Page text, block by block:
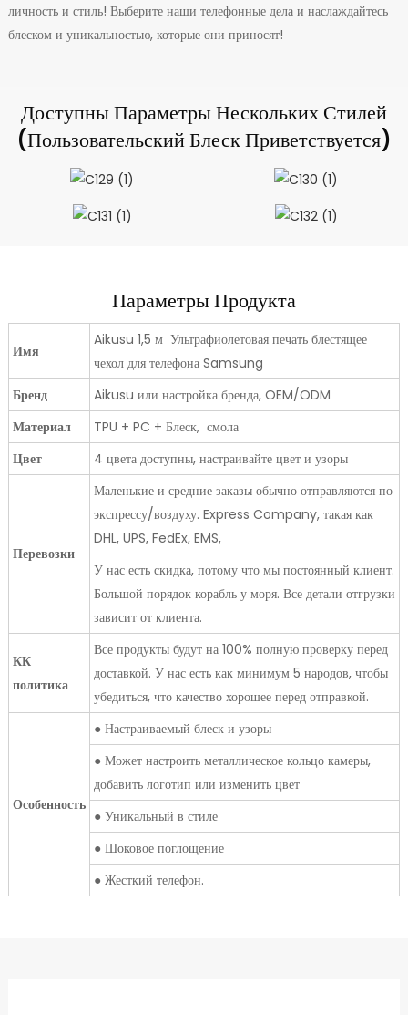
личность и стиль! Выберите наши телефонные дела и наслаждайтесь
блеском и уникальностью, которые они приносят!
Доступны Параметры Нескольких Стилей
(Пользовательский Блеск Приветствуется)
Параметры Продукта
Имя
Aikusu 1,5 м Ультрафиолетовая печать блестящее
чехол для телефона Samsung
Бренд
Aikusu или настройка бренда, OEM/ODM
Материал
TPU + PC + Блеск, смола
Цвет
4 цвета доступны, настраивайте цвет и узоры
Перевозки
Маленькие и средние заказы обычно отправляются по
экспрессу/воздуху. Express Company, такая как
DHL, UPS, FedEx, EMS,
У нас есть скидка, потому что мы постоянный клиент.
Большой порядок корабль у моря. Все детали отгрузки
зависит от клиента.
КК
политика
Все продукты будут на 100% полную проверку перед
доставкой. У нас есть как минимум 5 народов, чтобы
убедиться, что качество хорошее перед отправкой.
Особенность
● Настраиваемый блеск и узоры
● Может настроить металлическое кольцо камеры,
добавить логотип или изменить цвет
● Уникальный в стиле
● Шоковое поглощение
● Жесткий телефон.